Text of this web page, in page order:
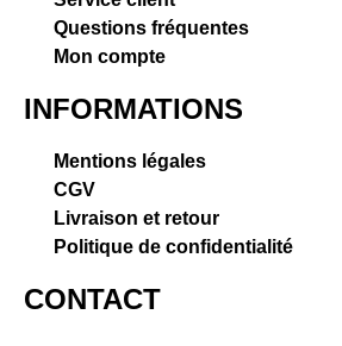
Questions fréquentes
Mon compte
INFORMATIONS
Mentions légales
CGV
Livraison et retour
Politique de confidentialité
CONTACT